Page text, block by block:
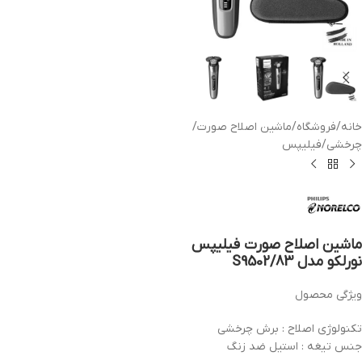
خانه/فروشگاه/ماشین اصلاح صورت/
چرخشی/فیلیپس
ماشین اصلاح صورت فیلیپس
نورلکو مدل S9502/83
ویژگی محصول
تکنولوژی اصلاح : برش چرخشی
جنس تیغه : استیل ضد زنگ